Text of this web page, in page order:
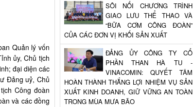
Quản lý vốn
ủy, Chủ tịch
đại diện các
Đảng uỷ, Chủ
Công đoàn
và các đồng
SÔI NỔI CHƯƠNG TRÌNH
GIAO LƯU THỂ THAO VÀ
“BỮA CƠM CÔNG ĐOÀN”
CỦA CÁC ĐƠN VỊ KHỐI SẢN XUẤT
ĐẢNG ỦY CÔNG TY CỔ
PHẦN THAN HÀ TU -
VINACOMIN: QUYẾT TÂM
HOÀN THÀNH THẮNG LỢI NHIỆM VỤ SẢN
XUẤT KINH DOANH, GIỮ VỮNG AN TOÀN
TRONG MÙA MƯA BÃO